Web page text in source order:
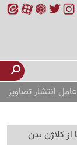
تصاویر
کلاژن بدن